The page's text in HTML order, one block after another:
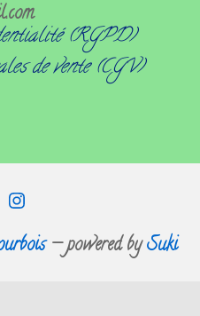
(RGPD)
de vente (CGV)
Instagram
— powered bySuki